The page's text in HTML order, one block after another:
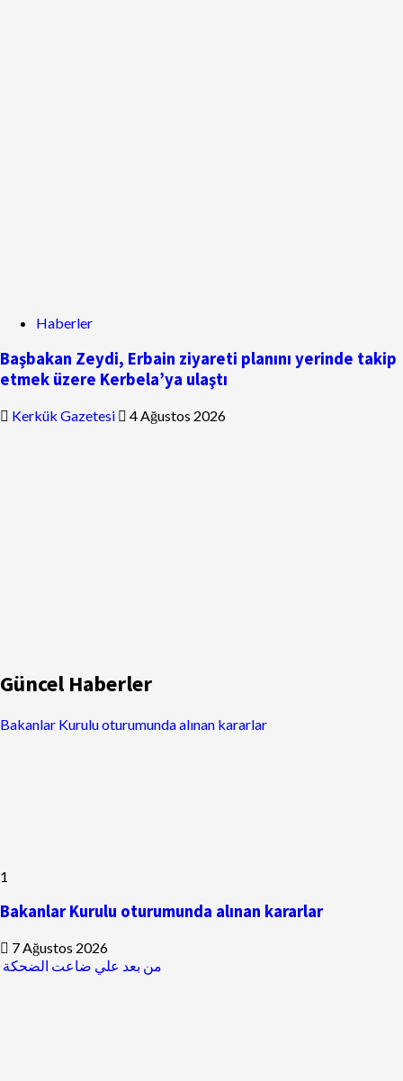
Haberler
Başbakan Zeydi, Erbain ziyareti planını yerinde takip
etmek üzere Kerbela’ya ulaştı
Kerkük Gazetesi 4 Ağustos 2026
Güncel Haberler
Bakanlar Kurulu oturumunda alınan kararlar
1
Bakanlar Kurulu oturumunda alınan kararlar
7 Ağustos 2026
من بعد علي ضاعت الضحكة